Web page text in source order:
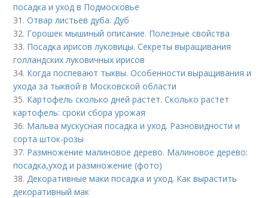
посадка и уход в Подмосковье
31.Отвар листьев дуба. Дуб
32. Горошек мышиный описание. Полезные свойства
33. Посадка ирисов луковицы. Секреты выращивания
голландских луковичных ирисов
34. Когда поспевают тыквы. Особенности выращивания и
ухода за тыквой в Московской области
35. Картофель сколько дней растет. Сколько растет
картофель: сроки сбора урожая
36. Мальва мускусная посадка и уход. Разновидности и
сорта шток-розы
37. Размножение малиновое дерево. Малиновое дерево:
посадка,уход и размножение (фото)
38. Декоративные маки посадка и уход. Как вырастить
декоративный мак